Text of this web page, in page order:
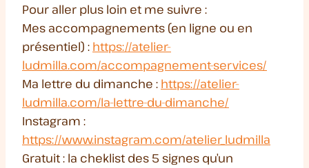
Pour aller plus loin et me suivre :
Mes accompagnements (en ligne ou en
présentiel) : https://atelier-
ludmilla.com/accompagnement-services/
Ma lettre du dimanche : ⁠https://atelier-
ludmilla.com/la-lettre-du-dimanche/⁠
Instagram :
⁠https://www.instagram.com/atelier_ludmilla⁠
Gratuit : la cheklist des 5 signes qu’un